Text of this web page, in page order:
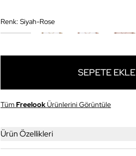
Renk: Siyah-Rose
SEPETE EKLE
TümFreelookÜrünlerini Görüntüle
Ürün Özellikleri